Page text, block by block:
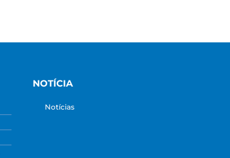
NOTÍCIA
Notícias